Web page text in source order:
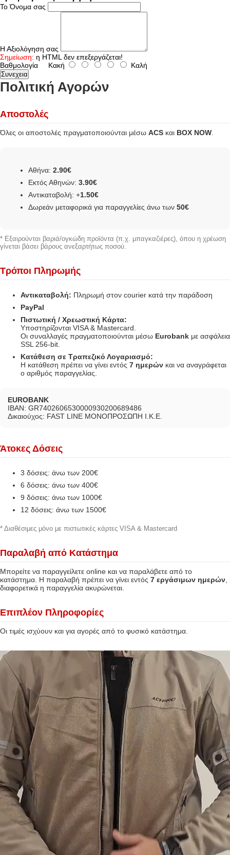
Το Όνομα σας
Η Αξιολόγηση σας
Σημείωση: η HTML δεν επεξεργάζεται!
Βαθμολογία Κακή Καλή
Συνεχεια
Πολιτική Αγορών
Αποστολές
Όλες οι αποστολές πραγματοποιούνται μέσω ACS και BOX NOW
Αθήνα: 2.90€
Εκτός Αθηνών: 3.90€
Αντικαταβολή: +1.50€
Δωρεάν μεταφορικά για παραγγελίες άνω των 50€
* Εξαιρούνται βαριά/ογκώδη προϊόντα (π.χ. μπαγκαζιέρες), όπου η χρέωση
γίνεται βάσει βάρους ανεξαρτήτως ποσού.
Τρόποι Πληρωμής
Αντικαταβολή: Πληρωμή στον courier κατά την παράδοση
PayPal
Πιστωτική / Χρεωστική Κάρτα:
Υποστηρίζονται VISA & Mastercard.
Οι συναλλαγές πραγματοποιούνται μέσω Eurobank με ασφάλεια
SSL 256-bit.
Κατάθεση σε Τραπεζικό Λογαριασμό:
Η κατάθεση πρέπει να γίνει εντός 7 ημερών και να αναγράφεται
ο αριθμός παραγγελίας.
EUROBANK
IBAN: GR7402606530000930200689486
Δικαιούχος: FAST LINE ΜΟΝΟΠΡΟΣΩΠΗ Ι.Κ.Ε.
Άτοκες Δόσεις
3 δόσεις: άνω των 200€
6 δόσεις: άνω των 400€
9 δόσεις: άνω των 1000€
12 δόσεις: άνω των 1500€
* Διαθέσιμες μόνο με πιστωτικές κάρτες VISA & Mastercard
Παραλαβή από Κατάστημα
Μπορείτε να παραγγείλετε online και να παραλάβετε από το
κατάστημα. Η παραλαβή πρέπει να γίνει εντός 7 εργάσιμων ημερών
διαφορετικά η παραγγελία ακυρώνεται.
Επιπλέον Πληροφορίες
Οι τιμές ισχύουν και για αγορές από το φυσικό κατάστημα.